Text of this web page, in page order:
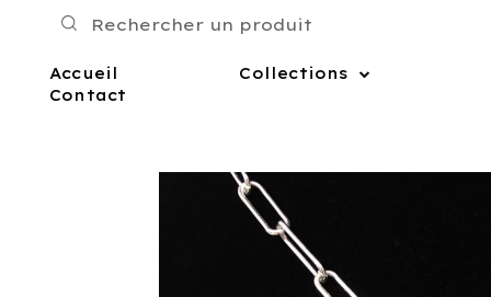
Accueil Collections
Contact